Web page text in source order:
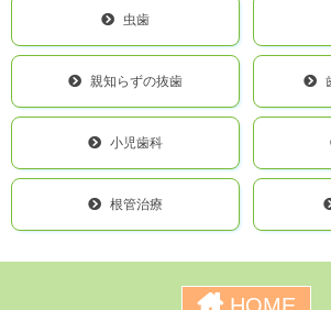
虫歯
親知らずの抜歯
小児歯科
根管治療